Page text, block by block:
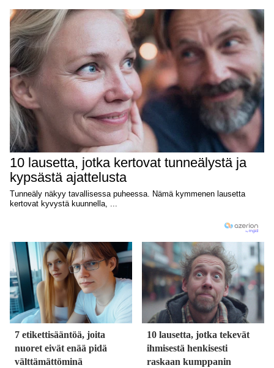
7 etikettisääntöä, joita
nuoret eivät enää pidä
välttämättöminä
10 lausetta, jotka tekevät
ihmisestä henkisesti
raskaan kumppanin